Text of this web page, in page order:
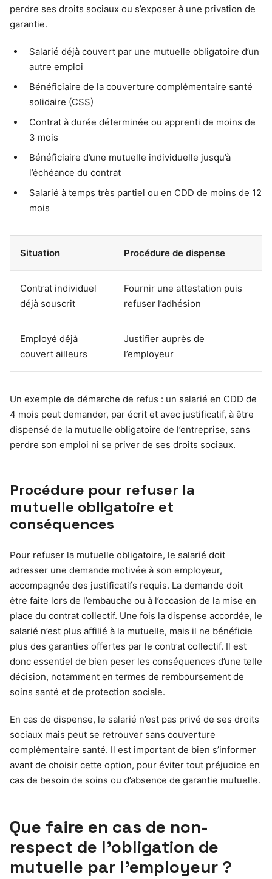
perdre ses droits sociaux ou s’exposer à une privation de
garantie.
Salarié déjà couvert par une mutuelle obligatoire d’un
autre emploi
Bénéficiaire de la couverture complémentaire santé
solidaire (CSS)
Contrat à durée déterminée ou apprenti de moins de
3 mois
Bénéficiaire d’une mutuelle individuelle jusqu’à
l’échéance du contrat
Salarié à temps très partiel ou en CDD de moins de 12
mois
Situation Procédure de dispense
Contrat individuel
déjà souscrit
Fournir une attestation puis
refuser l’adhésion
Employé déjà
couvert ailleurs
Justifier auprès de
l’employeur
Un exemple de démarche de refus : un salarié en CDD de
4 mois peut demander, par écrit et avec justificatif, à être
dispensé de la mutuelle obligatoire de l’entreprise, sans
perdre son emploi ni se priver de ses droits sociaux.
Procédure pour refuser la
mutuelle obligatoire et
conséquences
Pour refuser la mutuelle obligatoire, le salarié doit
adresser une demande motivée à son employeur,
accompagnée des justificatifs requis. La demande doit
être faite lors de l’embauche ou à l’occasion de la mise en
place du contrat collectif. Une fois la dispense accordée, le
salarié n’est plus affilié à la mutuelle, mais il ne bénéficie
plus des garanties offertes par le contrat collectif. Il est
donc essentiel de bien peser les conséquences d’une telle
décision, notamment en termes de remboursement de
soins santé et de protection sociale.
En cas de dispense, le salarié n’est pas privé de ses droits
sociaux mais peut se retrouver sans couverture
complémentaire santé. Il est important de bien s’informer
avant de choisir cette option, pour éviter tout préjudice en
cas de besoin de soins ou d’absence de garantie mutuelle.
Que faire en cas de non-
respect de l’obligation de
mutuelle par l’employeur ?